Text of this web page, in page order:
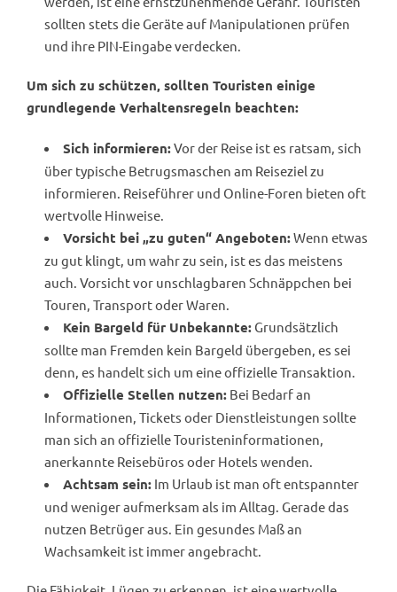
sollten stets die Geräte auf Manipulationen prüfen
und ihre PIN-Eingabe verdecken.
Um sich zu schützen, sollten Touristen einige
grundlegende Verhaltensregeln beachten:
Sich informieren:Vor der Reise ist es ratsam, sich
über typische Betrugsmaschen am Reiseziel zu
informieren. Reiseführer und Online-Foren bieten oft
wertvolle Hinweise.
Vorsicht bei „zu guten“ Angeboten:Wenn etwas
zu gut klingt, um wahr zu sein, ist es das meistens
auch. Vorsicht vor unschlagbaren Schnäppchen bei
Touren, Transport oder Waren.
Kein Bargeld für Unbekannte: Grundsätzlich
sollte man Fremden kein Bargeld übergeben, es sei
denn, es handelt sich um eine offizielle Transaktion.
Offizielle Stellen nutzen: Bei Bedarf an
Informationen, Tickets oder Dienstleistungen sollte
man sich an offizielle Touristeninformationen,
anerkannte Reisebüros oder Hotels wenden.
Achtsam sein: Im Urlaub ist man oft entspannter
und weniger aufmerksam als im Alltag. Gerade das
nutzen Betrüger aus. Ein gesundes Maß an
Wachsamkeit ist immer angebracht.